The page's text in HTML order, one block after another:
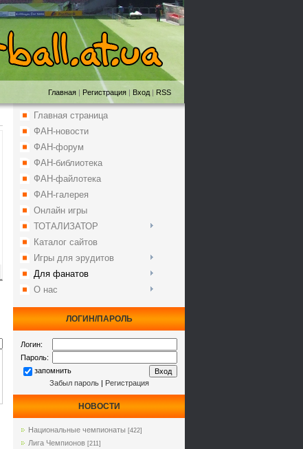
Главная | Регистрация | Вход | RSS
Главная страница
ФАН-новости
ФАН-форум
ФАН-библиотека
ФАН-файлотека
ФАН-галерея
Онлайн игры
ТОТАЛИЗАТОР
Каталог сайтов
Игры для эрудитов
Для фанатов
О нас
ЛОГИН/ПАРОЛЬ
Логин:
Пароль:
запомнить
Забыл пароль| Регистрация
НОВОСТИ
Национальные чемпионаты [422]
Лига Чемпионов [211]